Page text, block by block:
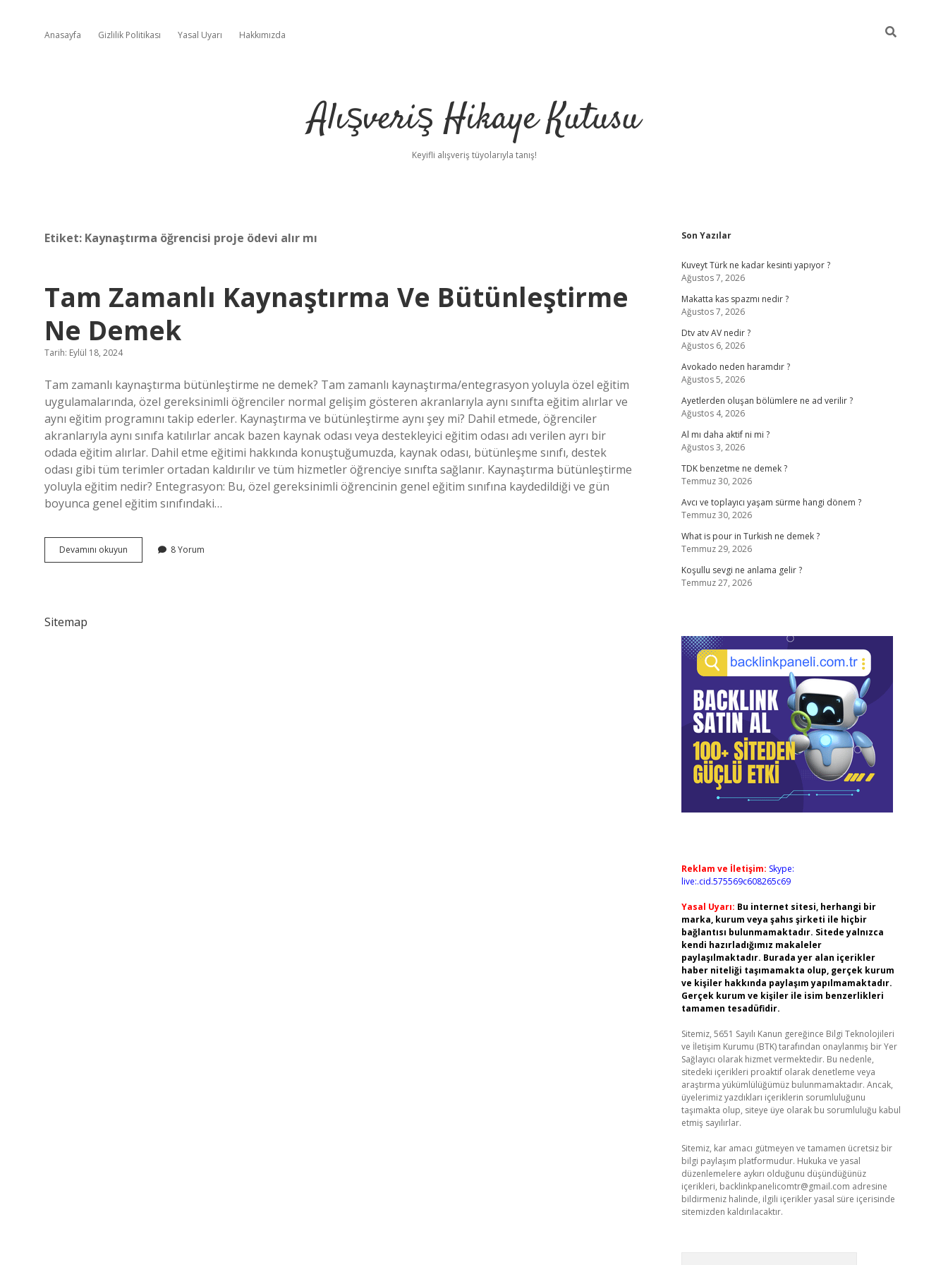
Anasayfa Gizlilik Politikası Yasal Uyarı Hakkımızda
Alışveriş Hikaye Kutusu
Keyifli alışveriş tüyolarıyla tanış!
Etiket: Kaynaştırma öğrencisi proje ödevi alır mı
Tam Zamanlı Kaynaştırma Ve Bütünleştirme
Ne Demek
Tarih: Eylül 18, 2024
Tam zamanlı kaynaştırma bütünleştirme ne demek? Tam zamanlı kaynaştırma/entegrasyon yoluyla özel eğitim
uygulamalarında, özel gereksinimli öğrenciler normal gelişim gösteren akranlarıyla aynı sınıfta eğitim alırlar ve
aynı eğitim programını takip ederler. Kaynaştırma ve bütünleştirme aynı şey mi? Dahil etmede, öğrenciler
akranlarıyla aynı sınıfa katılırlar ancak bazen kaynak odası veya destekleyici eğitim odası adı verilen ayrı bir
odada eğitim alırlar. Dahil etme eğitimi hakkında konuştuğumuzda, kaynak odası, bütünleşme sınıfı, destek
odası gibi tüm terimler ortadan kaldırılır ve tüm hizmetler öğrenciye sınıfta sağlanır. Kaynaştırma bütünleştirme
yoluyla eğitim nedir? Entegrasyon: Bu, özel gereksinimli öğrencinin genel eğitim sınıfına kaydedildiği ve gün
boyunca genel eğitim sınıfındaki…
Devamını okuyun
Zamanlı
8 Yorum
Sitemap
Sidebar
Son Yazılar
Kuveyt Türk ne kadar kesinti yapıyor ?
Ağustos 7, 2026
Makatta kas spazmı nedir ?
Ağustos 7, 2026
Dtv atv AV nedir ?
Ağustos 6, 2026
Avokado neden haramdır ?
Ağustos 5, 2026
Ayetlerden oluşan bölümlere ne ad verilir ?
Ağustos 4, 2026
Al mı daha aktif ni mi ?
Ağustos 3, 2026
TDK benzetme ne demek ?
Temmuz 30, 2026
Avcı ve toplayıcı yaşam sürme hangi dönem ?
Temmuz 30, 2026
What is pour in Turkish ne demek ?
Temmuz 29, 2026
Koşullu sevgi ne anlama gelir ?
Temmuz 27, 2026
Reklam ve İletişim: Skype:
live:.cid.575569c608265c69
Yasal Uyarı: Bu internet sitesi, herhangi bir
marka, kurum veya şahıs şirketi ile hiçbir
bağlantısı bulunmamaktadır. Sitede yalnızca
kendi hazırladığımız makaleler
paylaşılmaktadır. Burada yer alan içerikler
haber niteliği taşımamakta olup, gerçek kurum
ve kişiler hakkında paylaşım yapılmamaktadır.
Gerçek kurum ve kişiler ile isim benzerlikleri
tamamen tesadüfidir.
Sitemiz, 5651 Sayılı Kanun gereğince Bilgi Teknolojileri
ve İletişim Kurumu (BTK) tarafından onaylanmış bir Yer
Sağlayıcı olarak hizmet vermektedir. Bu nedenle,
sitedeki içerikleri proaktif olarak denetleme veya
araştırma yükümlülüğümüz bulunmamaktadır. Ancak,
üyelerimiz yazdıkları içeriklerin sorumluluğunu
taşımakta olup, siteye üye olarak bu sorumluluğu kabul
etmiş sayılırlar.
Sitemiz, kar amacı gütmeyen ve tamamen ücretsiz bir
bilgi paylaşım platformudur. Hukuka ve yasal
düzenlemelere aykırı olduğunu düşündüğünüz
içerikleri, backlinkpanelicomtr@gmail.com adresine
bildirmeniz halinde, ilgili içerikler yasal süre içerisinde
sitemizden kaldırılacaktır.